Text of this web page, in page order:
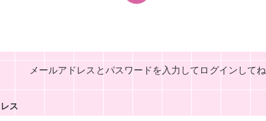
メールアドレスとパスワードを入力して ログインしてね
ス